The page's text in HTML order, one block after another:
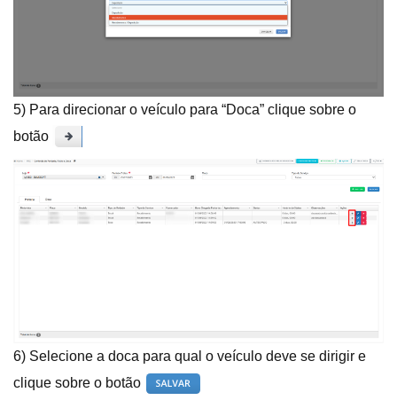
5) Para direcionar o veículo para “Doca” clique sobre o
botão
6) Selecione a doca para qual o veículo deve se dirigir e
clique sobre o botão